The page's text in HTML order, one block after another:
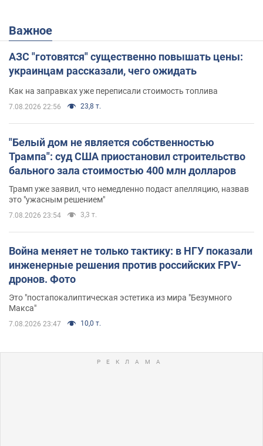
Важное
АЗС "готовятся" существенно повышать цены:
украинцам рассказали, чего ожидать
Как на заправках уже переписали стоимость топлива
7.08.2026 22:56 23,8 т.
"Белый дом не является собственностью
Трампа": суд США приостановил строительство
бального зала стоимостью 400 млн долларов
Трамп уже заявил, что немедленно подаст апелляцию, назвав
это "ужасным решением"
7.08.2026 23:54 3,3 т.
Война меняет не только тактику: в НГУ показали
инженерные решения против российских FPV-
дронов. Фото
Это "постапокалиптическая эстетика из мира "Безумного
Макса"
7.08.2026 23:47 10,0 т.